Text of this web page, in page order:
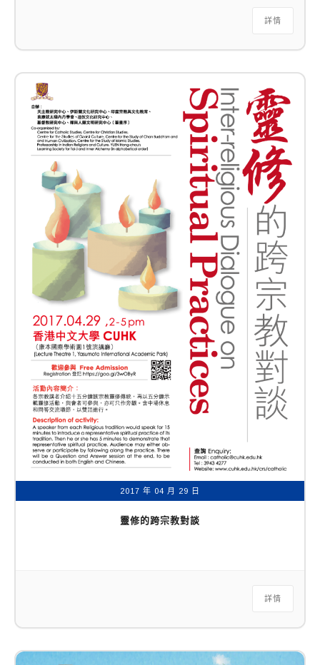
詳情
2017 年 04 月 29 日
靈修的跨宗教對談
詳情